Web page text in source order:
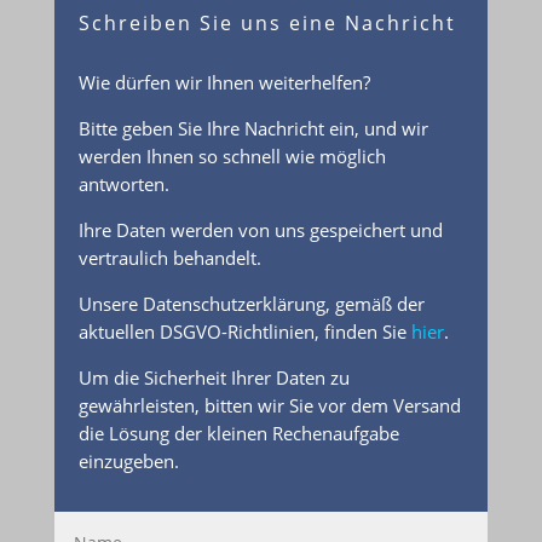
Schreiben Sie uns eine Nachricht
Wie dürfen wir Ihnen weiterhelfen?
Bitte geben Sie Ihre Nachricht ein, und wir
werden Ihnen so schnell wie möglich
antworten.
Ihre Daten werden von uns gespeichert und
vertraulich behandelt.
Unsere Datenschutzerklärung, gemäß der
aktuellen DSGVO-Richtlinien, finden Siehier.
Um die Sicherheit Ihrer Daten zu
gewährleisten, bitten wir Sie vor dem Versand
die Lösung der kleinen Rechenaufgabe
einzugeben.